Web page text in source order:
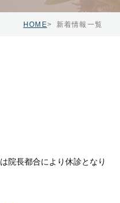
HOME 新着情報一覧
は院長都合により休診となり